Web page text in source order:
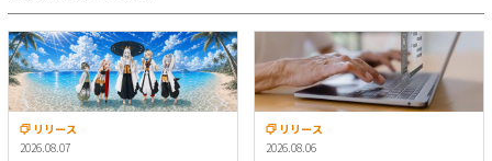
リリース
2026.08.07
リリース
2026.08.06